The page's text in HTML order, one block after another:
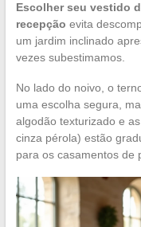
Escolher seu vestido
recepção evita
um jardim inclinado
vezes subestimamos.
No lado do noivo, o
uma escolha segura,
algodão texturizado e
cinza pérola) estão
para os casamentos de